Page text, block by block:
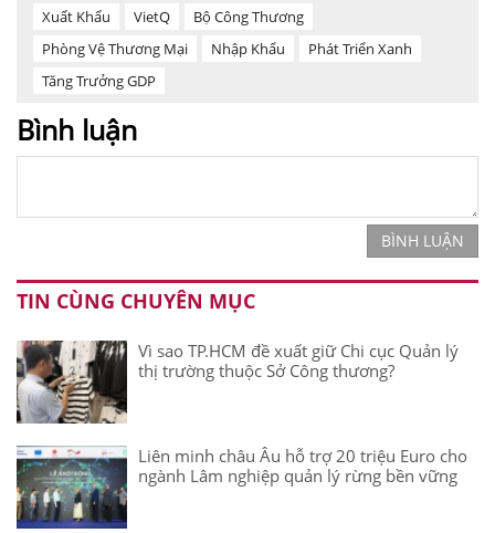
Xuất Khẩu
VietQ
Bộ Công Thương
Phòng Vệ Thương Mại
Nhập Khẩu
Phát Triển Xanh
Tăng Trưởng GDP
Bình luận
BÌNH LUẬN
TIN CÙNG CHUYÊN MỤC
Vì sao TP.HCM đề xuất giữ Chi cục Quản lý
thị trường thuộc Sở Công thương?
Liên minh châu Âu hỗ trợ 20 triệu Euro cho
ngành Lâm nghiệp quản lý rừng bền vững